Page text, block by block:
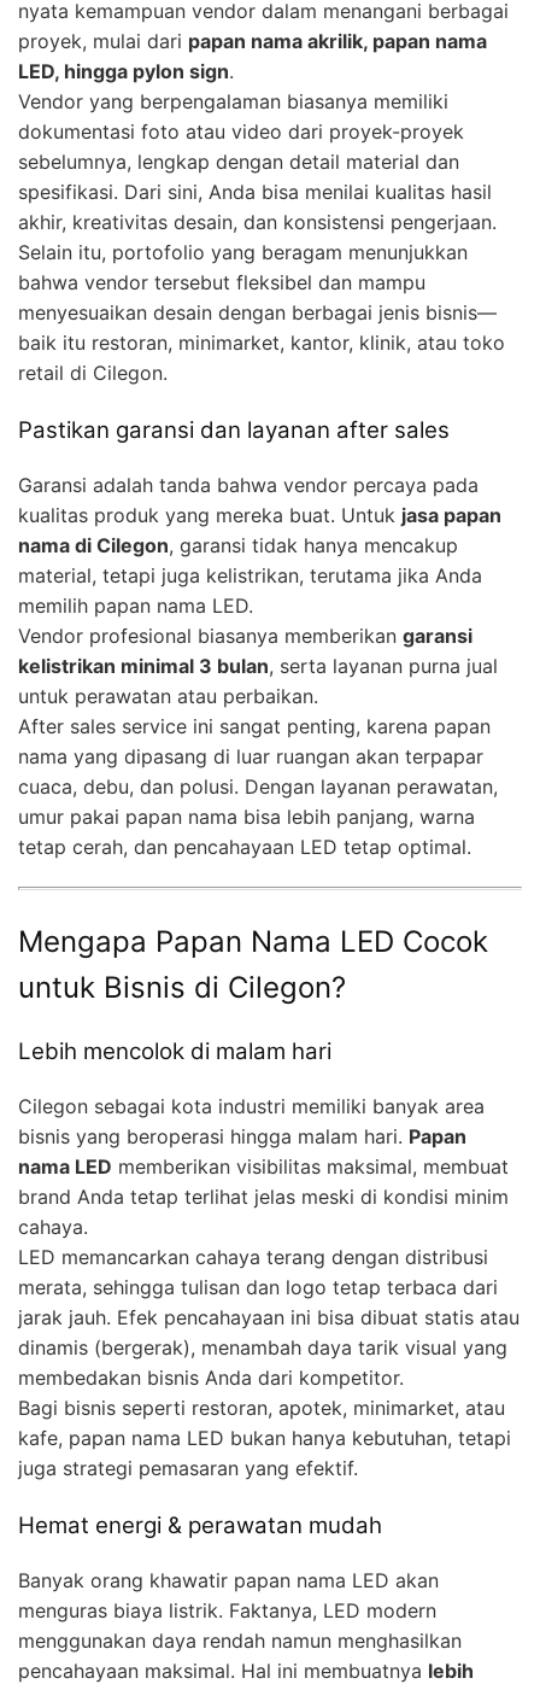
nyata kemampuan vendor dalam menangani berbagai
proyek, mulai dari papan nama akrilik, papan nama
LED, hingga pylon sign.
Vendor yang berpengalaman biasanya memiliki
dokumentasi foto atau video dari proyek-proyek
sebelumnya, lengkap dengan detail material dan
spesifikasi. Dari sini, Anda bisa menilai kualitas hasil
akhir, kreativitas desain, dan konsistensi pengerjaan.
Selain itu, portofolio yang beragam menunjukkan
bahwa vendor tersebut fleksibel dan mampu
menyesuaikan desain dengan berbagai jenis bisnis—
baik itu restoran, minimarket, kantor, klinik, atau toko
retail di Cilegon.
Pastikan garansi dan layanan after sales
Garansi adalah tanda bahwa vendor percaya pada
kualitas produk yang mereka buat. Untuk jasa papan
nama di Cilegon, garansi tidak hanya mencakup
material, tetapi juga kelistrikan, terutama jika Anda
memilih papan nama LED.
Vendor profesional biasanya memberikan garansi
kelistrikan minimal 3 bulan, serta layanan purna jual
untuk perawatan atau perbaikan.
After sales service ini sangat penting, karena papan
nama yang dipasang di luar ruangan akan terpapar
cuaca, debu, dan polusi. Dengan layanan perawatan,
umur pakai papan nama bisa lebih panjang, warna
tetap cerah, dan pencahayaan LED tetap optimal.
Mengapa Papan Nama LED Cocok
untuk Bisnis di Cilegon?
Lebih mencolok di malam hari
Cilegon sebagai kota industri memiliki banyak area
bisnis yang beroperasi hingga malam hari. Papan
nama LED memberikan visibilitas maksimal, membuat
brand Anda tetap terlihat jelas meski di kondisi minim
cahaya.
LED memancarkan cahaya terang dengan distribusi
merata, sehingga tulisan dan logo tetap terbaca dari
jarak jauh. Efek pencahayaan ini bisa dibuat statis atau
dinamis (bergerak), menambah daya tarik visual yang
membedakan bisnis Anda dari kompetitor.
Bagi bisnis seperti restoran, apotek, minimarket, atau
kafe, papan nama LED bukan hanya kebutuhan, tetapi
juga strategi pemasaran yang efektif.
Hemat energi & perawatan mudah
Banyak orang khawatir papan nama LED akan
menguras biaya listrik. Faktanya, LED modern
menggunakan daya rendah namun menghasilkan
pencahayaan maksimal. Hal ini membuatnya lebih